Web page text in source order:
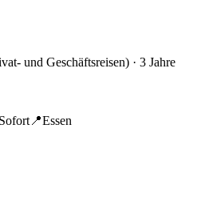
und Geschäftsreisen) · 3 Jahre
Sofort 📍Essen